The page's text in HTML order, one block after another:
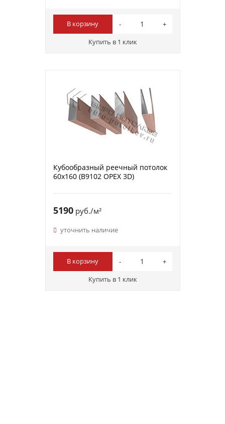
В корзину
Купить в 1 клик
Кубообразный реечный потолок
60х160 (B9102 ОРЕХ 3D)
5190руб./м²
уточнить наличие
В корзину
Купить в 1 клик